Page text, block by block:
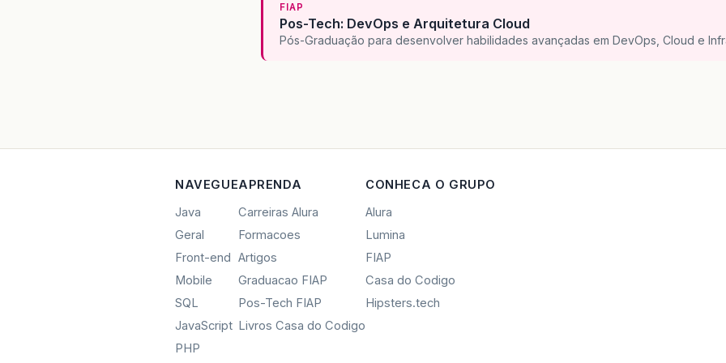
FIAP
Pos-Tech: DevOps e Arquitetura Cloud
Pós-Graduação para desenvolver habilidades avançadas em DevOps, Cloud e
NAVEGUE
Java
Geral
Front-end
Mobile
SQL
JavaScript
PHP
APRENDA
Carreiras Alura
Formacoes
Artigos
Graduacao FIAP
Pos-Tech FIAP
Livros Casa do Codigo
CONHECA O GRUPO
Alura
Lumina
FIAP
Casa do Codigo
Hipsters.tech